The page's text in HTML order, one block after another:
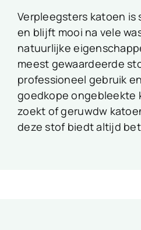
Verpleegsters katoen is
en blijft mooi na vele
natuurlijke
meest gewaardeerde
professioneel gebruik
goedkope ongebleekte
zoekt ofgeruwdw
deze stof biedt altijd